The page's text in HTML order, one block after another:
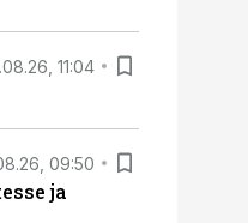
11:04
09:50
ja